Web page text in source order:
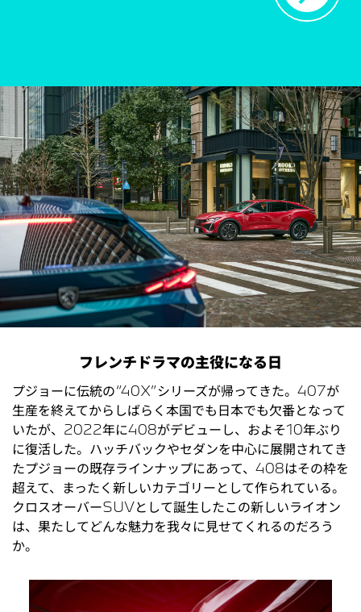
フレンチドラマの主役になる日
プジョーに伝統の“40X”シリーズが帰ってきた。407が
生産を終えてからしばらく本国でも日本でも欠番となって
いたが、2022年に408がデビューし、およそ10年ぶり
に復活した。ハッチバックやセダンを中心に展開されてき
たプジョーの既存ラインナップにあって、408はその枠を
超えて、まったく新しいカテゴリーとして作られている。
クロスオーバーSUVとして誕生したこの新しいライオン
は、果たしてどんな魅力を我々に見せてくれるのだろう
か。